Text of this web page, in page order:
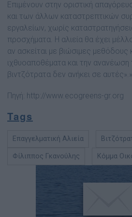
Επιμένουν στην οριστική
και των άλλων καταστρεπτικών
εργαλείων, χωρίς
προσχήματα. Η αλιεία θα έχει
αν ασκείται με βιώσιμες
ιχθυοαποθέματα και την ανανέωση
βιντζότρατα δεν ανήκει σε αυτές».»
Πηγή: http://www.ecogreens-gr.org
Tags
Επαγγελματική Αλιεία
Φίλιππος Γκανούλης Κόμμα